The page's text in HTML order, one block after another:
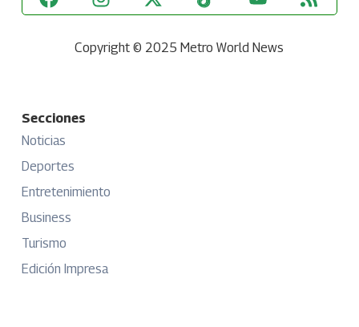
Copyright © 2025 Metro World News
Secciones
Noticias
Deportes
Entretenimiento
Business
Turismo
Edición Impresa